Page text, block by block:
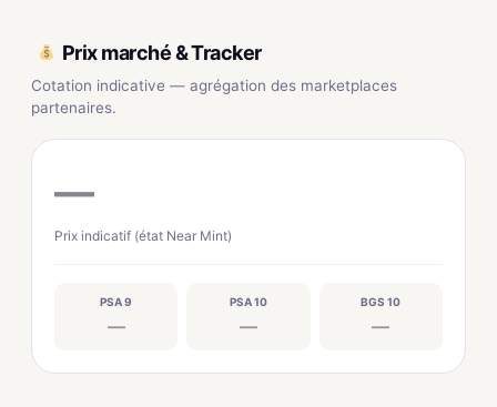
Prix marché & Tracker
Cotation indicative — agrégation des marketplaces
partenaires.
—
Prix indicatif (état Near Mint)
PSA 9
—
PSA 10
—
BGS 10
—